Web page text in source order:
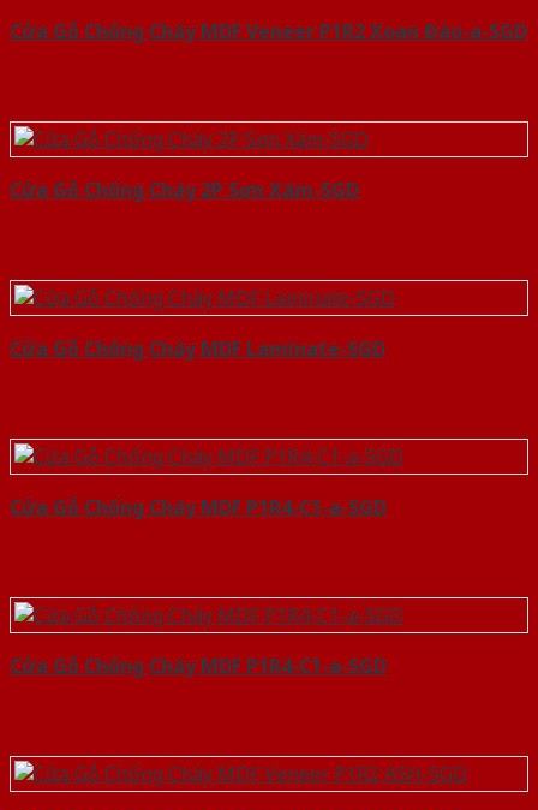
Cửa Gỗ Chống Cháy MDF Veneer P1R2 Xoan Đào-a-SGD
Cửa Gỗ Chống Cháy 2P Sơn Xám-SGD
Cửa Gỗ Chống Cháy MDF Laminate-SGD
Cửa Gỗ Chống Cháy MDF P1R4-C1-a-SGD
Cửa Gỗ Chống Cháy MDF P1R4-C1-a-SGD